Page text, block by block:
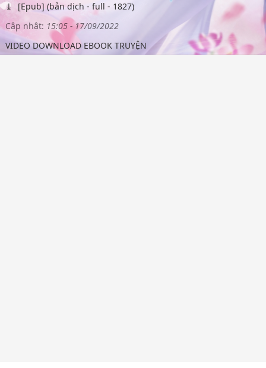
[Epub] (bản dịch - full - 1827)
Cập nhật: 15:05 - 17/09/2022
VIDEO DOWNLOAD EBOOK TRUYỆN